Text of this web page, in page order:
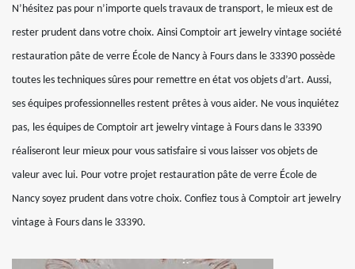
N’hésitez pas pour n’importe quels travaux de transport, le mieux est de
rester prudent dans votre choix. Ainsi Comptoir art jewelry vintage société
restauration pâte de verre École de Nancy à Fours dans le 33390 possède
toutes les techniques sûres pour remettre en état vos objets d’art. Aussi,
ses équipes professionnelles restent prêtes à vous aider. Ne vous inquiétez
pas, les équipes de Comptoir art jewelry vintage à Fours dans le 33390
réaliseront leur mieux pour vous satisfaire si vous laisser vos objets de
valeur avec lui. Pour votre projet restauration pâte de verre École de
Nancy soyez prudent dans votre choix. Confiez tous à Comptoir art jewelry
vintage à Fours dans le 33390.